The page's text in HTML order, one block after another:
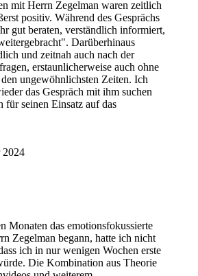
mit Herrn Zegelman waren zeitlich
positiv. Während des Gesprächs
gut beraten, verständlich informiert,
Darüberhinaus
und zeitnah auch nach der
erstaunlicherweise auch ohne
ungewöhnlichsten Zeiten. Ich
das Gespräch mit ihm suchen
für seinen Einsatz auf das
2024
Monaten das emotionsfokussierte
Zegelman begann, hatte ich nicht
ich in nur wenigen Wochen erste
Die Kombination aus Theorie